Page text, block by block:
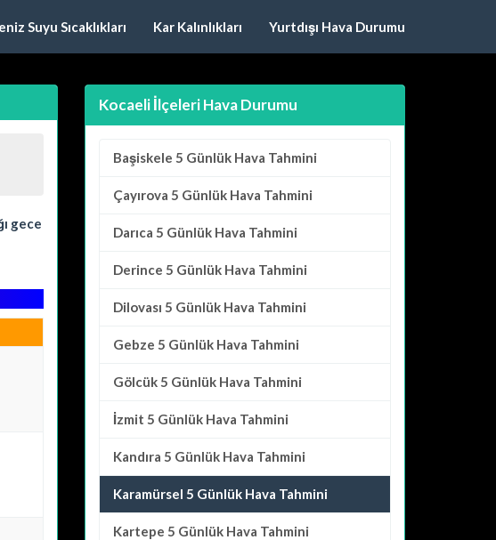
Suyu Sıcaklıkları Kar Kalınlıkları Yurtdışı Hava Durumu
gece
Kocaeli İlçeleri Hava Durumu
Başiskele 5 Günlük Hava Tahmini
Çayırova 5 Günlük Hava Tahmini
Darıca 5 Günlük Hava Tahmini
Derince 5 Günlük Hava Tahmini
Dilovası 5 Günlük Hava Tahmini
Gebze 5 Günlük Hava Tahmini
Gölcük 5 Günlük Hava Tahmini
İzmit 5 Günlük Hava Tahmini
Kandıra 5 Günlük Hava Tahmini
Karamürsel 5 Günlük Hava Tahmini
Kartepe 5 Günlük Hava Tahmini